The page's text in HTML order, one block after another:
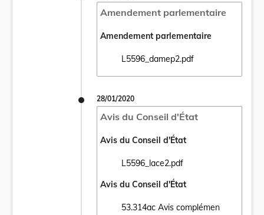
Amendement parlementaire
Amendement parlementaire
L5596_damep2.pdf
Ouvrir le document L5596_damep2.pdf
28/01/2020
Avis du Conseil d'État
Avis du Conseil d'État
L5596_lace2.pdf
Ouvrir le document L5596_lace2.pdf dans
Avis du Conseil d'État
53.314ac Avis complémen